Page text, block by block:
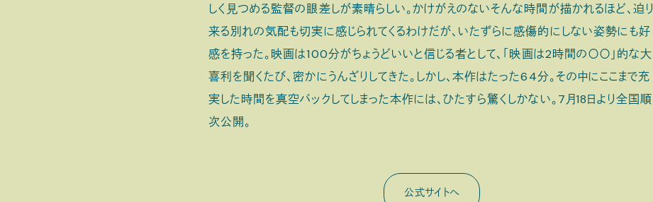
しく見つめる監督の眼差しが素晴らしい。かけがえのないそんな時間が描かれるほど、迫り
来る別れの気配も切実に感じられてくるわけだが、いたずらに感傷的にしない姿勢にも好
感を持った。映画は100分がちょうどいいと信じる者として、「映画は2時間の〇〇」的な大
喜利を聞くたび、密かにうんざりしてきた。しかし、本作はたった64分。その中にここまで充
実した時間を真空パックしてしまった本作には、ひたすら驚くしかない。7月18日より全国順
次公開。
公式サイトへ